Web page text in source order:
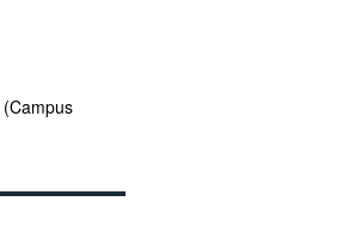
(Campus